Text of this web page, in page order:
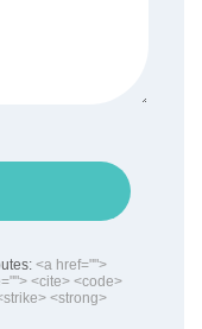
<a href="">
<cite> <code>
<strong>